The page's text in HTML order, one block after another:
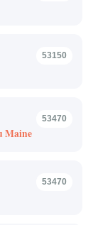
53150
53470
Maine
53470